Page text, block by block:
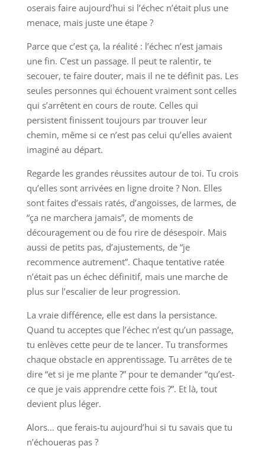
oserais faire aujourd’hui si l’échec n’était plus une
menace, mais juste une étape ?
Parce que c’est ça, la réalité : l’échec n’est jamais
une fin. C’est un passage. Il peut te ralentir, te
secouer, te faire douter, mais il ne te définit pas. Les
seules personnes qui échouent vraiment sont celles
qui s’arrêtent en cours de route. Celles qui
persistent finissent toujours par trouver leur
chemin, même si ce n’est pas celui qu’elles avaient
imaginé au départ.
Regarde les grandes réussites autour de toi. Tu crois
qu’elles sont arrivées en ligne droite ? Non. Elles
sont faites d’essais ratés, d’angoisses, de larmes, de
“ça ne marchera jamais”, de moments de
découragement ou de fou rire de désespoir. Mais
aussi de petits pas, d’ajustements, de “je
recommence autrement”. Chaque tentative ratée
n’était pas un échec définitif, mais une marche de
plus sur l’escalier de leur progression.
La vraie différence, elle est dans la persistance.
Quand tu acceptes que l’échec n’est qu’un passage,
tu enlèves cette peur de te lancer. Tu transformes
chaque obstacle en apprentissage. Tu arrêtes de te
dire “et si je me plante ?” pour te demander “qu’est-
ce que je vais apprendre cette fois ?”. Et là, tout
devient plus léger.
Alors… que ferais-tu aujourd’hui si tu savais que tu
n’échoueras pas ?